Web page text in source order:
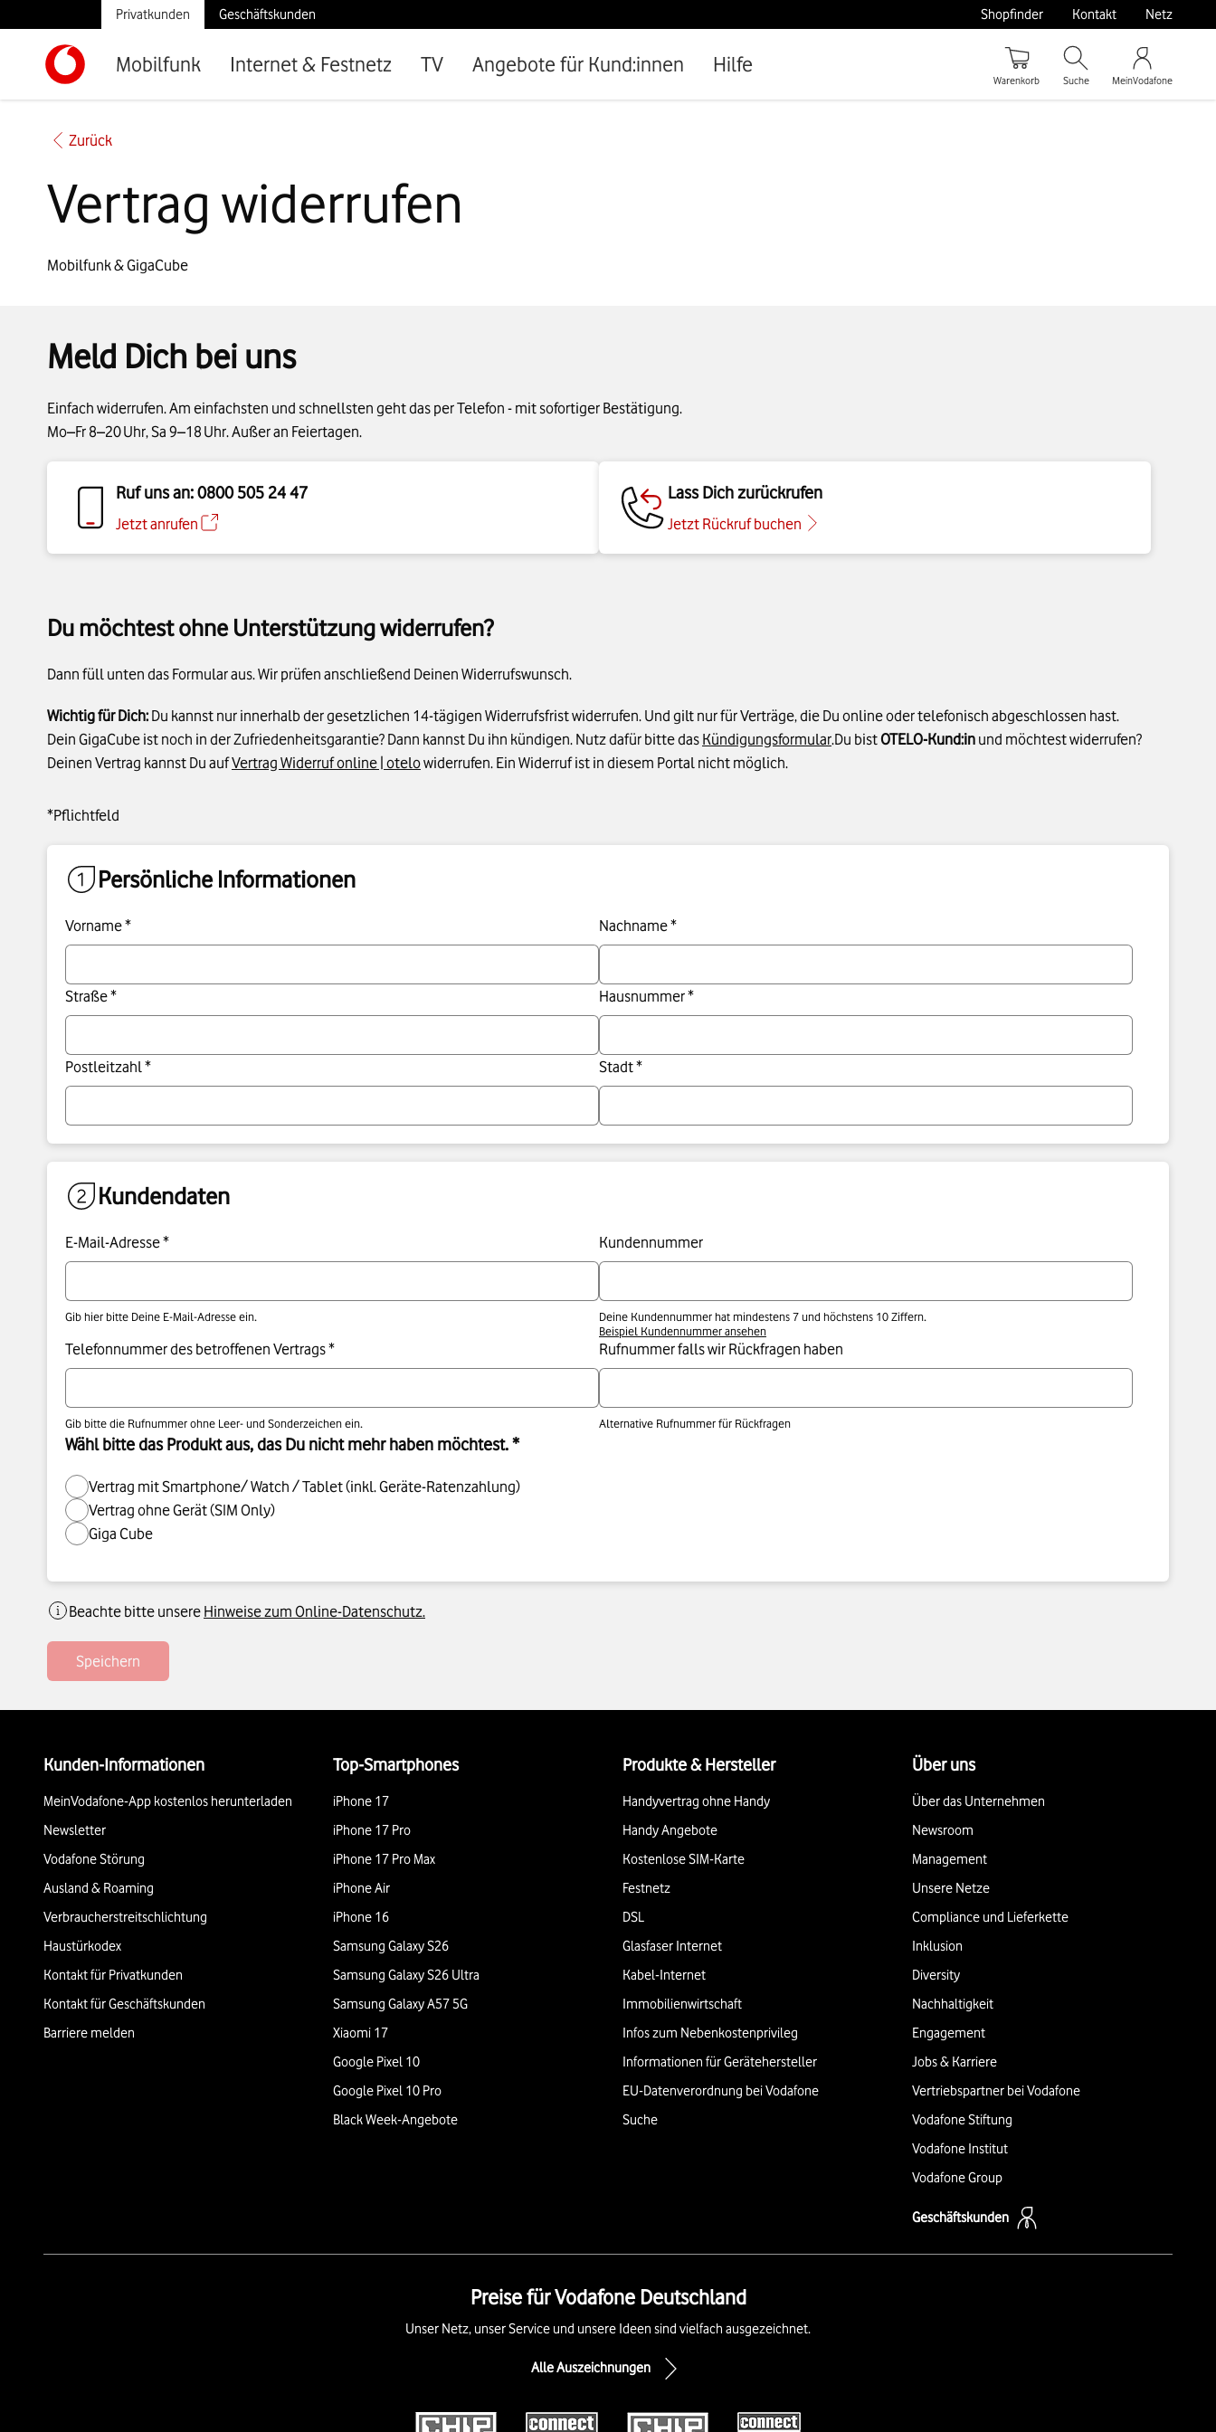
Mobilfunk Internet & Festnetz TV Angebote für Kund:innen Hilfe
Privatkunden Geschäftskunden Shopfinder Kontakt Netz
Warenkorb Suche MeinVodafone
Zurück
Vertrag widerrufen
Mobilfunk & GigaCube
Meld Dich bei uns
Einfach widerrufen. Am einfachsten und schnellsten geht das per Telefon - mit sofortiger Bestätigung.
Mo–Fr 8–20 Uhr, Sa 9–18 Uhr. Außer an Feiertagen.
Ruf uns an: 0800 505 24 47
Jetzt anrufen
Lass Dich zurückrufen
Jetzt Rückruf buchen
Du möchtest ohne Unterstützung widerrufen?
Dann füll unten das Formular aus. Wir prüfen anschließend Deinen Widerrufswunsch.
Wichtig für Dich: Du kannst nur innerhalb der gesetzlichen 14-tägigen Widerrufsfrist widerrufen. Und gilt nur für Verträge, die Du online oder telefonisch abgeschlossen hast.
Dein GigaCube ist noch in der Zufriedenheitsgarantie? Dann kannst Du ihn kündigen. Nutz dafür bitte das Kündigungsformular.Du bistOTELO-Kund:in und möchtest widerrufen?
Deinen Vertrag kannst Du aufVertrag Widerruf online | otelowiderrufen. Ein Widerruf ist in diesem Portal nicht möglich.
*Pflichtfeld
Persönliche Informationen
Vorname * Nachname *
Straße * Hausnummer *
Postleitzahl * Stadt *
Kundendaten
E-Mail-Adresse *
Gib hier bitte Deine E-Mail-Adresse ein.
Kundennummer
Deine Kundennummer hat mindestens 7 und höchstens 10 Ziffern.
Beispiel Kundennummer ansehen
Telefonnummer des betroffenen Vertrags *
Gib bitte die Rufnummer ohne Leer- und Sonderzeichen ein.
Rufnummer falls wir Rückfragen haben
Alternative Rufnummer für Rückfragen
Wähl bitte das Produkt aus, das Du nicht mehr haben möchtest. *
Vertrag mit Smartphone/ Watch / Tablet (inkl. Geräte-Ratenzahlung)
Vertrag ohne Gerät (SIM Only)
Giga Cube
Beachte bitte unsere Hinweise zum Online-Datenschutz.
Speichern
Kunden-Informationen
MeinVodafone-App kostenlos herunterladen
Newsletter
Vodafone Störung
Ausland & Roaming
Verbraucherstreitschlichtung
Haustürkodex
Kontakt für Privatkunden
Kontakt für Geschäftskunden
Barriere melden
Top-Smartphones
iPhone 17
iPhone 17 Pro
iPhone 17 Pro Max
iPhone Air
iPhone 16
Samsung Galaxy S26
Samsung Galaxy S26 Ultra
Samsung Galaxy A57 5G
Xiaomi 17
Google Pixel 10
Google Pixel 10 Pro
Black Week-Angebote
Produkte & Hersteller
Handyvertrag ohne Handy
Handy Angebote
Kostenlose SIM-Karte
Festnetz
DSL
Glasfaser Internet
Kabel-Internet
Immobilienwirtschaft
Infos zum Nebenkostenprivileg
Informationen für Gerätehersteller
EU-Datenverordnung bei Vodafone
Suche
Über uns
Über das Unternehmen
Newsroom
Management
Unsere Netze
Compliance und Lieferkette
Inklusion
Diversity
Nachhaltigkeit
Engagement
Jobs & Karriere
Vertriebspartner bei Vodafone
Vodafone Stiftung
Vodafone Institut
Vodafone Group
Geschäftskunden
Preise für Vodafone Deutschland
Unser Netz, unser Service und unsere Ideen sind vielfach ausgezeichnet.
Alle Auszeichnungen